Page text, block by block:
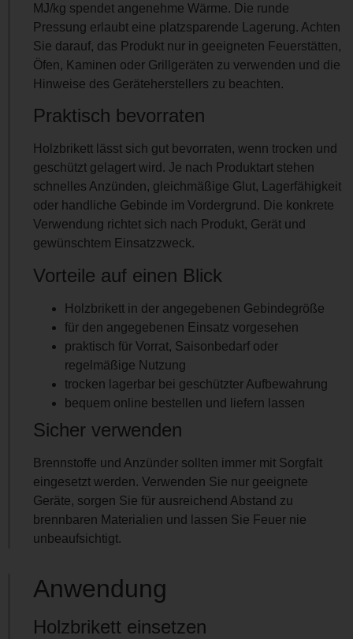
MJ/kg spendet angenehme Wärme. Die runde
Pressung erlaubt eine platzsparende Lagerung. Achten
Sie darauf, das Produkt nur in geeigneten Feuerstätten,
Öfen, Kaminen oder Grillgeräten zu verwenden und die
Hinweise des Geräteherstellers zu beachten.
Praktisch bevorraten
Holzbrikett lässt sich gut bevorraten, wenn trocken und
geschützt gelagert wird. Je nach Produktart stehen
schnelles Anzünden, gleichmäßige Glut, Lagerfähigkeit
oder handliche Gebinde im Vordergrund. Die konkrete
Verwendung richtet sich nach Produkt, Gerät und
gewünschtem Einsatzzweck.
Vorteile auf einen Blick
Holzbrikett in der angegebenen Gebindegröße
für den angegebenen Einsatz vorgesehen
praktisch für Vorrat, Saisonbedarf oder
regelmäßige Nutzung
trocken lagerbar bei geschützter Aufbewahrung
bequem online bestellen und liefern lassen
Sicher verwenden
Brennstoffe und Anzünder sollten immer mit Sorgfalt
eingesetzt werden. Verwenden Sie nur geeignete
Geräte, sorgen Sie für ausreichend Abstand zu
brennbaren Materialien und lassen Sie Feuer nie
unbeaufsichtigt.
Anwendung
Holzbrikett einsetzen